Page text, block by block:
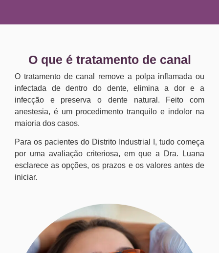
O que é tratamento de canal
O tratamento de canal remove a polpa inflamada ou
infectada de dentro do dente, elimina a dor e a
infecção e preserva o dente natural. Feito com
anestesia, é um procedimento tranquilo e indolor na
maioria dos casos.
Para os pacientes do Distrito Industrial I, tudo começa
por uma avaliação criteriosa, em que a Dra. Luana
esclarece as opções, os prazos e os valores antes de
iniciar.